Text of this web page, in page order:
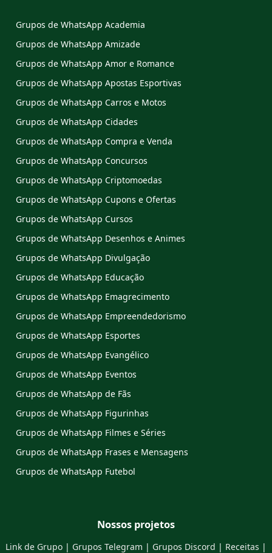
Grupos de WhatsApp Academia
Grupos de WhatsApp Amizade
Grupos de WhatsApp Amor e Romance
Grupos de WhatsApp Apostas Esportivas
Grupos de WhatsApp Carros e Motos
Grupos de WhatsApp Cidades
Grupos de WhatsApp Compra e Venda
Grupos de WhatsApp Concursos
Grupos de WhatsApp Criptomoedas
Grupos de WhatsApp Cupons e Ofertas
Grupos de WhatsApp Cursos
Grupos de WhatsApp Desenhos e Animes
Grupos de WhatsApp Divulgação
Grupos de WhatsApp Educação
Grupos de WhatsApp Emagrecimento
Grupos de WhatsApp Empreendedorismo
Grupos de WhatsApp Esportes
Grupos de WhatsApp Evangélico
Grupos de WhatsApp Eventos
Grupos de WhatsApp de Fãs
Grupos de WhatsApp Figurinhas
Grupos de WhatsApp Filmes e Séries
Grupos de WhatsApp Frases e Mensagens
Grupos de WhatsApp Futebol
Nossos projetos
Link de Grupo | Grupos Telegram | Grupos Discord | Receitas |